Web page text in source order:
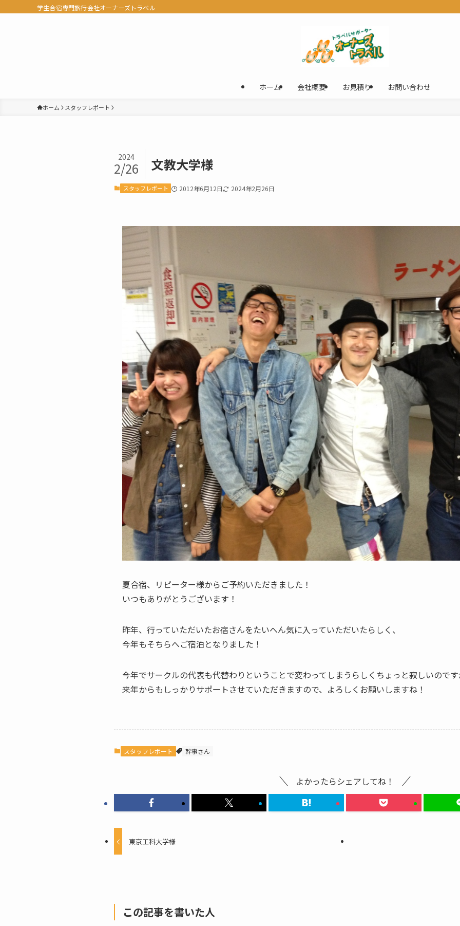
学生合宿専門旅行会社オーナーズトラベル
ホーム 会社概要 お見積り お問い合わせ
ホーム スタッフレポート
文教大学様
2024
2/26
スタッフレポート 2012年6月12日 2024年2月26日
夏合宿、リピーター様からご予約いただきました！
いつもありがとうございます！
昨年、行っていただいたお宿さんをたいへん気に入っていただいたらしく、
今年もそちらへご宿泊となりました！
今年でサークルの代表も代替わりということで変わってしまうらしくちょっと寂しいので
来年からもしっかりサポートさせていただきますので、よろしくお願いしますね！
スタッフレポート 幹事さん
よかったらシェアしてね！
東京工科大学様
この記事を書いた人